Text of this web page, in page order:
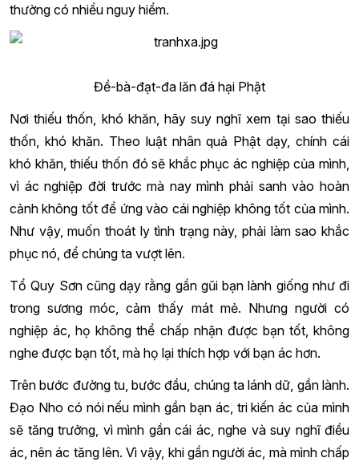
thường có nhiều nguy hiểm.
Đề-bà-đạt-đa lăn đá hại Phật
Nơi thiếu thốn, khó khăn, hãy suy nghĩ xem tại sao thiếu
thốn, khó khăn. Theo luật nhân quả Phật dạy, chính cái
khó khăn, thiếu thốn đó sẽ khắc phục ác nghiệp của mình,
vì ác nghiệp đời trước mà nay mình phải sanh vào hoàn
cảnh không tốt để ứng vào cái nghiệp không tốt của mình.
Như vậy, muốn thoát ly tình trạng này, phải làm sao khắc
phục nó, để chúng ta vượt lên.
Tổ Quy Sơn cũng dạy rằng gần gũi bạn lành giống như đi
trong sương móc, cảm thấy mát mẻ. Nhưng người có
nghiệp ác, họ không thể chấp nhận được bạn tốt, không
nghe được bạn tốt, mà họ lại thích hợp với bạn ác hơn.
Trên bước đường tu, bước đầu, chúng ta lánh dữ, gần lành.
Đạo Nho có nói nếu mình gần bạn ác, tri kiến ác của mình
sẽ tăng trưởng, vì mình gần cái ác, nghe và suy nghĩ điều
ác, nên ác tăng lên. Vì vậy, khi gần người ác, mà mình chấp